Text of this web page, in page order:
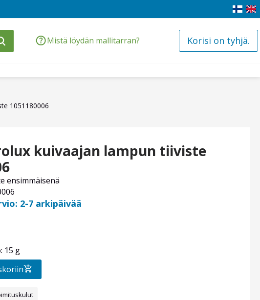
Mistä löydän mallitarran? Korisi on tyhjä.
1051180006
kuivaajan lampun tiiviste
ensimmäisenä
2-7 arkipäivää
15 g